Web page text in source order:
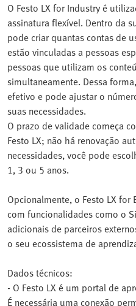
O Festo LX for Industry é
assinatura flexível. Dentro da
pode criar quantas contas de
estão vinculadas a pessoas
pessoas que utilizam os
simultaneamente. Dessa
efetivo e pode ajustar o
suas necessidades.
O prazo de validade começa
Festo LX; não há renovação
necessidades, você pode
1, 3 ou 5 anos.
Opcionalmente, o Festo LX
com funcionalidades como o
adicionais de parceiros
o seu ecossistema de
Dados técnicos:
- O Festo LX é um portal de
É necessária uma conexão